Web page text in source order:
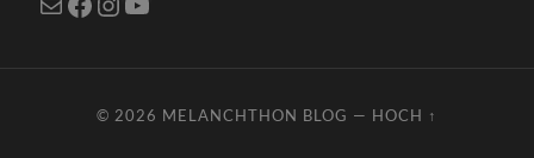
© 2026 MELANCHTHON BLOG — HOCH ↑